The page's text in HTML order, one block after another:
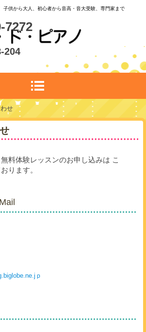
供から大人、初心者から音高・音大受験、専門家まで
7272
204
せ
料体験レッスンのお申し込みは こ
ります。
ｐ